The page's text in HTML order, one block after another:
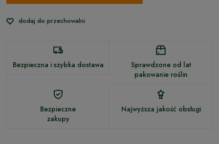
dodaj do przechowalni
Bezpieczna i szybka dostawa
Sprawdzone od lat
pakowanie roślin
Bezpieczne
zakupy
Najwyższa jakość obsługi